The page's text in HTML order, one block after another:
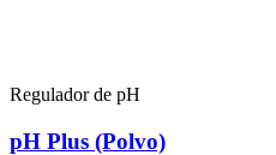
Regulador de pH
pH Plus (Polvo)